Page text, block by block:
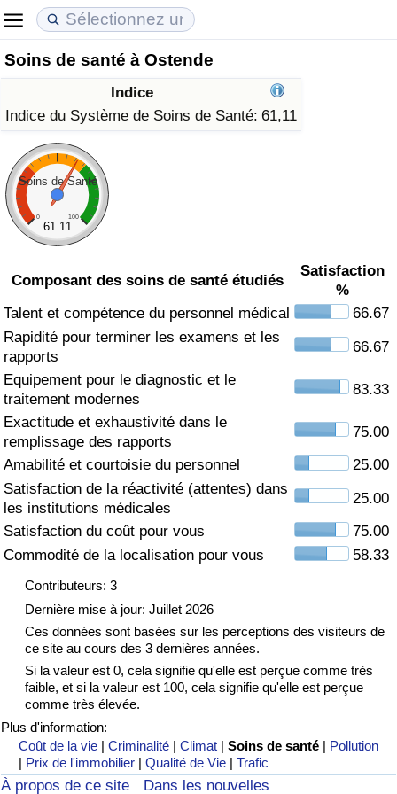
Soins de santé à Ostende
Indice
Indice du Système de Soins de Santé: 61,11
Soins de Santé
0 100
61.11
Composant des soins de santé étudiés
Satisfaction
%
Talent et compétence du personnel médical
66.67
Rapidité pour terminer les examens et les
rapports
66.67
Equipement pour le diagnostic et le
traitement modernes
83.33
Exactitude et exhaustivité dans le
remplissage des rapports
75.00
Amabilité et courtoisie du personnel
25.00
Satisfaction de la réactivité (attentes) dans
les institutions médicales
25.00
Satisfaction du coût pour vous
75.00
Commodité de la localisation pour vous
58.33
Contributeurs: 3
Dernière mise à jour: Juillet 2026
Ces données sont basées sur les perceptions des visiteurs de
ce site au cours des 3 dernières années.
Si la valeur est 0, cela signifie qu'elle est perçue comme très
faible, et si la valeur est 100, cela signifie qu'elle est perçue
comme très élevée.
Plus d'information:
Coût de la vie |Criminalité |Climat |Soins de santé | Pollution
| Prix de l'immobilier |Qualité de Vie |Trafic
À propos de ce site Dans les nouvelles
Coût de la vie
Indice du Coût de la Vie (Actuel)
Indice du Coût de la Vie
Indice du coût de la vie par pays
à Akaba
Prix de l'immobilier
Indice des Prix de l'immobilier (Actuel)
Indice des Prix de l'immobilier
Indice des Prix de l'immobilier par Pays
Qualité de Vie
Indice de Qualité de Vie
Indice de Qualité de Vie (Actuel)
Indice de qualité de vie par pays
Criminalité
Indice de Criminalité (Actuel)
Indice de Criminalité
Indice de criminalité par pays
Soins de santé
Indice des soins de santé (Actuel)
Indice des soins de santé
Indice des soins de santé par Pays
Pollution
Indice de Pollution (Actuel)
Indice de pollution
Indice de Pollution par Pays
Trafic